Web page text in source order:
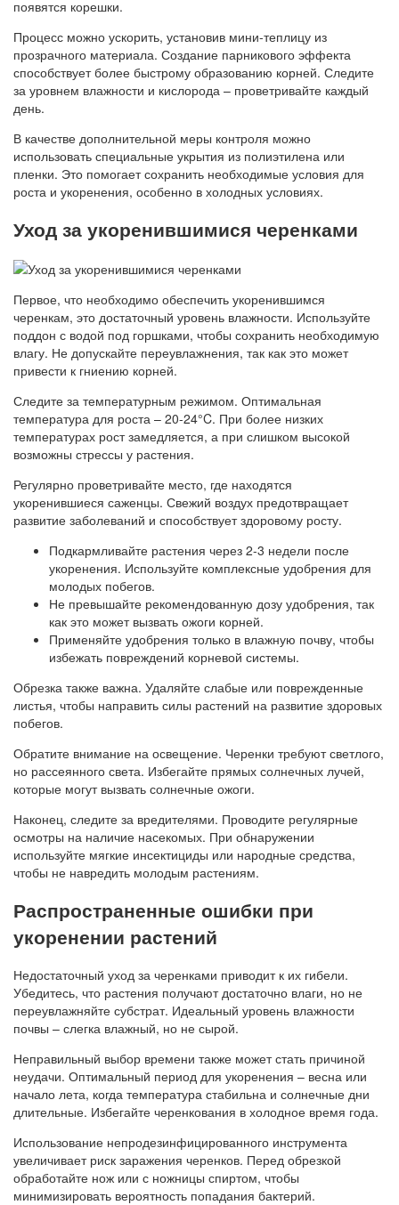
появятся корешки.
Процесс можно ускорить, установив мини-теплицу из
прозрачного материала. Создание парникового эффекта
способствует более быстрому образованию корней. Следите
за уровнем влажности и кислорода – проветривайте каждый
день.
В качестве дополнительной меры контроля можно
использовать специальные укрытия из полиэтилена или
пленки. Это помогает сохранить необходимые условия для
роста и укоренения, особенно в холодных условиях.
Уход за укоренившимися черенками
Первое, что необходимо обеспечить укоренившимся
черенкам, это достаточный уровень влажности. Используйте
поддон с водой под горшками, чтобы сохранить необходимую
влагу. Не допускайте переувлажнения, так как это может
привести к гниению корней.
Следите за температурным режимом. Оптимальная
температура для роста – 20-24°C. При более низких
температурах рост замедляется, а при слишком высокой
возможны стрессы у растения.
Регулярно проветривайте место, где находятся
укоренившиеся саженцы. Свежий воздух предотвращает
развитие заболеваний и способствует здоровому росту.
Подкармливайте растения через 2-3 недели после
укоренения. Используйте комплексные удобрения для
молодых побегов.
Не превышайте рекомендованную дозу удобрения, так
как это может вызвать ожоги корней.
Применяйте удобрения только в влажную почву, чтобы
избежать повреждений корневой системы.
Обрезка также важна. Удаляйте слабые или поврежденные
листья, чтобы направить силы растений на развитие здоровых
побегов.
Обратите внимание на освещение. Черенки требуют светлого,
но рассеянного света. Избегайте прямых солнечных лучей,
которые могут вызвать солнечные ожоги.
Наконец, следите за вредителями. Проводите регулярные
осмотры на наличие насекомых. При обнаружении
используйте мягкие инсектициды или народные средства,
чтобы не навредить молодым растениям.
Распространенные ошибки при
укоренении растений
Недостаточный уход за черенками приводит к их гибели.
Убедитесь, что растения получают достаточно влаги, но не
переувлажняйте субстрат. Идеальный уровень влажности
почвы – слегка влажный, но не сырой.
Неправильный выбор времени также может стать причиной
неудачи. Оптимальный период для укоренения – весна или
начало лета, когда температура стабильна и солнечные дни
длительные. Избегайте черенкования в холодное время года.
Использование непродезинфицированного инструмента
увеличивает риск заражения черенков. Перед обрезкой
обработайте нож или с ножницы спиртом, чтобы
минимизировать вероятность попадания бактерий.